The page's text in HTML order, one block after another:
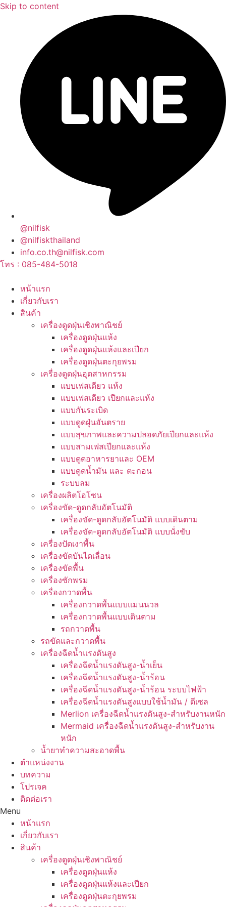
Skip to content
@nilfisk
@nilfiskthailand
info.co.th@nilfisk.com
โทร : 085-484-5018
หน้าแรก
เกี่ยวกับเรา
สินค้า
เครื่องดูดฝุ่นเชิงพาณิชย์
เครื่องดูดฝุ่นแห้ง
เครื่องดูดฝุ่นแห้งและเปียก
เครื่องดูดฝุ่นตะกุยพรม
เครื่องดูดฝุ่นอุตสาหกรรม
แบบเฟสเดียว แห้ง
แบบเฟสเดียว เปียกและแห้ง
แบบกันระเบิด
แบบดูดฝุ่นอันตราย
แบบสุขภาพและความปลอดภัยเปียกและแห้ง
แบบสามเฟสเปียกและแห้ง
แบบดูดอาหารยาและ OEM
แบบดูดน้ำมัน และ ตะกอน
ระบบลม
เครื่องผลิตโอโซน
เครื่องขัด-ดูดกลับอัตโนมัติ
เครื่องขัด-ดูดกลับอัตโนมัติ แบบเดินตาม
เครื่องขัด-ดูดกลับอัตโนมัติ แบบนั่งขับ
เครื่องปัดเงาพื้น
เครื่องขัดบันไดเลื่อน
เครื่องขัดพื้น
เครื่องซักพรม
เครื่องกวาดพื้น
เครื่องกวาดพื้นแบบแมนนวล
เครื่องกวาดพื้นแบบเดินตาม
รถกวาดพื้น
รถขัดและกวาดพื้น
เครื่องฉีดน้ำแรงดันสูง
เครื่องฉีดน้ำแรงดันสูง-น้ำเย็น
เครื่องฉีดน้ำแรงดันสูง-น้ำร้อน
เครื่องฉีดน้ำแรงดันสูง-น้ำร้อน ระบบไฟฟ้า
เครื่องฉีดน้ำแรงดันสูงแบบใช้น้ำมัน / ดีเซล
Merlion เครื่องฉีดน้ำแรงดันสูง-สำหรับงานหนัก
Mermaid เครื่องฉีดน้ำแรงดันสูง-สำหรับงาน
หนัก
น้ำยาทำความสะอาดพื้น
ตำแหน่งงาน
บทความ
โปรเจค
ติดต่อเรา
Menu
หน้าแรก
เกี่ยวกับเรา
สินค้า
เครื่องดูดฝุ่นเชิงพาณิชย์
เครื่องดูดฝุ่นแห้ง
เครื่องดูดฝุ่นแห้งและเปียก
เครื่องดูดฝุ่นตะกุยพรม